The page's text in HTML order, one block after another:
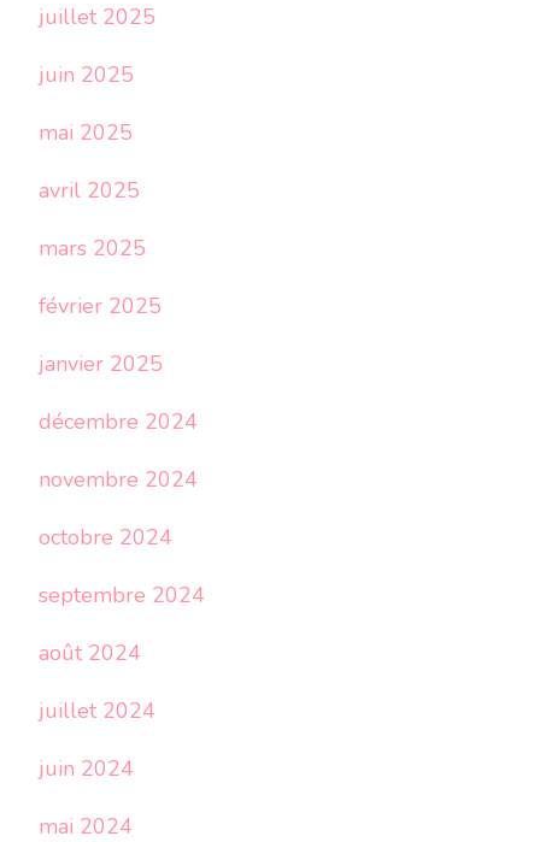
juillet 2025
juin 2025
mai 2025
avril 2025
mars 2025
février 2025
janvier 2025
décembre 2024
novembre 2024
octobre 2024
septembre 2024
août 2024
juillet 2024
juin 2024
mai 2024